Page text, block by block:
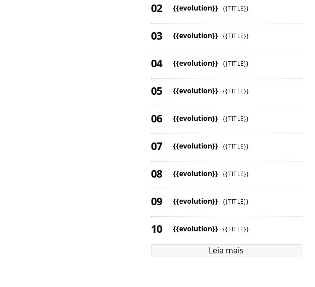
{{evolution}} {{TITLE}}
{{evolution}} {{TITLE}}
{{evolution}} {{TITLE}}
{{evolution}} {{TITLE}}
{{evolution}} {{TITLE}}
{{evolution}} {{TITLE}}
{{evolution}} {{TITLE}}
{{evolution}} {{TITLE}}
{{evolution}} {{TITLE}}
Leia mais